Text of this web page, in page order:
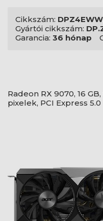
Cikkszám:
Gyártói cikkszám:
Garancia: 36 hónap
Radeon RX 9070, 16
pixelek, PCI Express 5.0